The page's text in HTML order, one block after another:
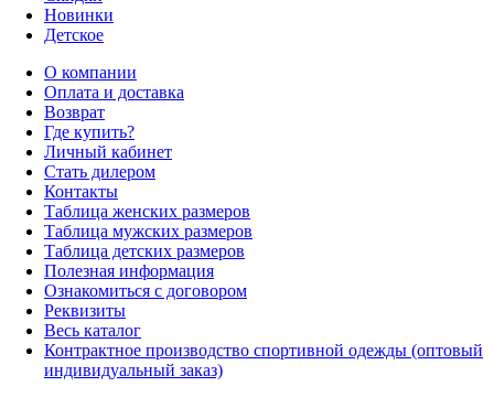
Новинки
Детское
О компании
Оплата и доставка
Возврат
Где купить?
Личный кабинет
Стать дилером
Контакты
Таблица женских размеров
Таблица мужских размеров
Таблица детских размеров
Полезная информация
Ознакомиться с договором
Реквизиты
Весь каталог
Контрактное производство спортивной одежды (оптовый
индивидуальный заказ)